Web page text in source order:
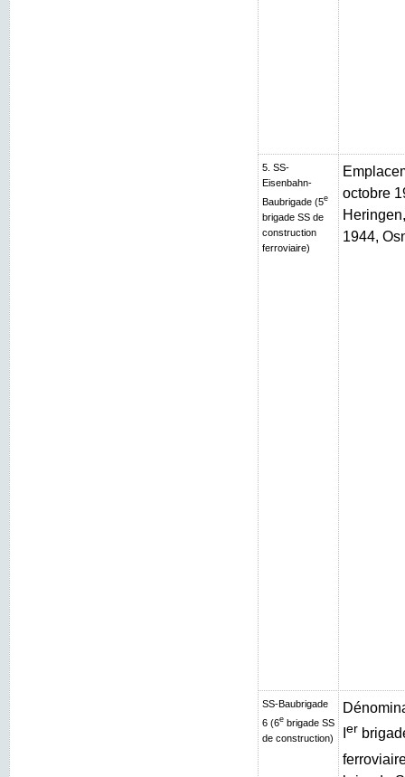
5. SS-
Eisenbahn-
Baubrigade (5e
brigade SS de
construction
ferroviaire)
octobre
1944,
SS-Baubrigade
6 (6e brigade SS
de construction)
er